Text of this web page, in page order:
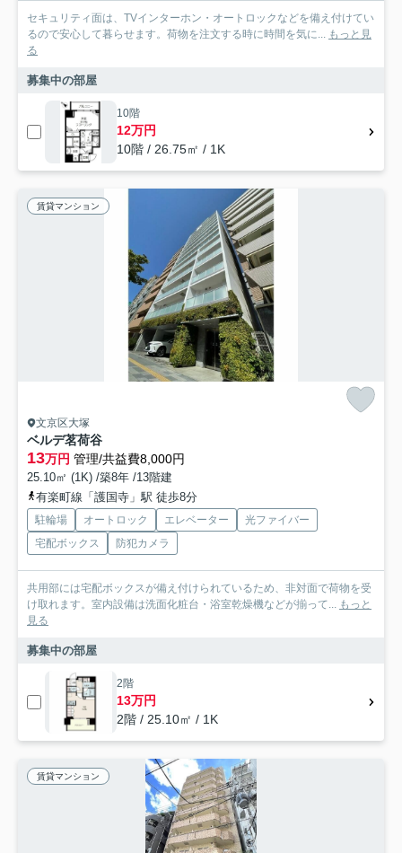
セキュリティ面は、TVインターホン・オートロックなどを備え付けてい
るので安心して暮らせます。荷物を注文する時に時間を気に... もっと見
る
募集中の部屋
10階
12万円
10階 / 26.75㎡ / 1K
賃貸マンション
文京区大塚
ベルデ茗荷谷
13万円 管理/共益費8,000円
25.10㎡ (1K) /築8年 /13階建
有楽町線「護国寺」駅 徒歩8分
駐輪場 オートロック エレベーター
光ファイバー
宅配ボックス
防犯カメラ
共用部には宅配ボックスが備え付けられているため、非対面で荷物を受
け取れます。室内設備は洗面化粧台・浴室乾燥機などが揃って... もっと
見る
募集中の部屋
2階
13万円
2階 / 25.10㎡ / 1K
賃貸マンション